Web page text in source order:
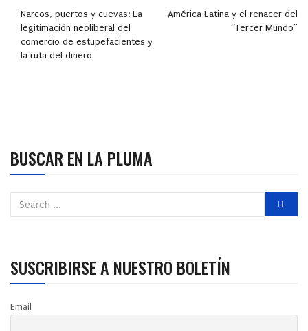
Narcos, puertos y cuevas: La
legitimación neoliberal del
comercio de estupefacientes y
la ruta del dinero
América Latina y el renacer del
“Tercer Mundo”
BUSCAR EN LA PLUMA
SUSCRIBIRSE A NUESTRO BOLETÍN
Email